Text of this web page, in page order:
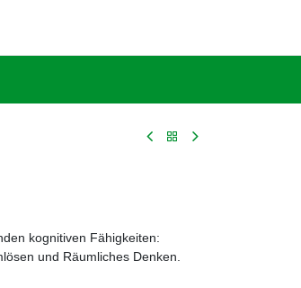
kognitiven Fähigkeiten:
und Räumliches Denken.